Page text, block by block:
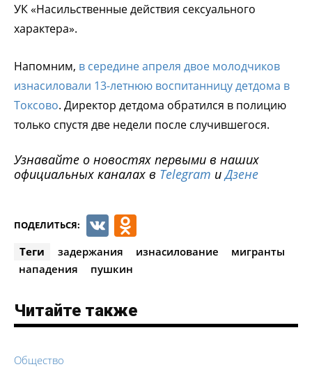
УК «Насильственные действия сексуального
характера».
Напомним, в середине апреля двое молодчиков
изнасиловали 13-летнюю воспитанницу детдома в
Токсово. Директор детдома обратился в полицию
только спустя две недели после случившегося.
Узнавайте о новостях первыми в наших
официальных каналах в Telegram иДзене
ПОДЕЛИТЬСЯ: VK
Теги задержания изнасилование
мигранты
нападения
пушкин
Читайте также
Общество